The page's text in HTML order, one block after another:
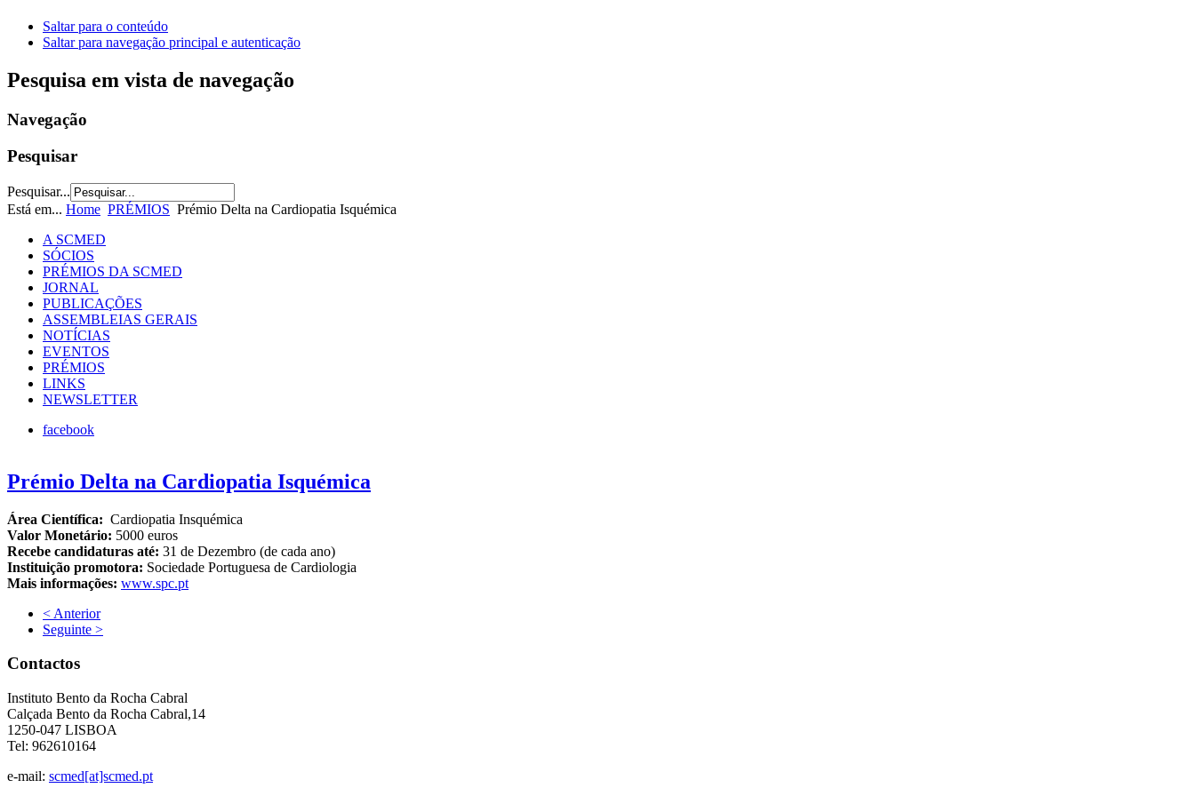
Saltar para o conteúdo
Saltar para navegação principal e autenticação
Pesquisa em vista de navegação
Navegação
Pesquisar
Pesquisar...
Está em... Home PRÉMIOS Prémio Delta na Cardiopatia Isquémica
A SCMED
SÓCIOS
PRÉMIOS DA SCMED
JORNAL
PUBLICAÇÕES
ASSEMBLEIAS GERAIS
NOTÍCIAS
EVENTOS
PRÉMIOS
LINKS
NEWSLETTER
facebook
Prémio Delta na Cardiopatia Isquémica
Área Científica: Cardiopatia Insquémica
Valor Monetário: 5000 euros
Recebe candidaturas até: 31 de Dezembro (de cada ano)
Instituição promotora: Sociedade Portuguesa de Cardiologia
Mais informações: www.spc.pt
< Anterior
Seguinte >
Contactos
Instituto Bento da Rocha Cabral
Calçada Bento da Rocha Cabral,14
1250-047 LISBOA
Tel: 962610164
e-mail: scmed[at]scmed.pt